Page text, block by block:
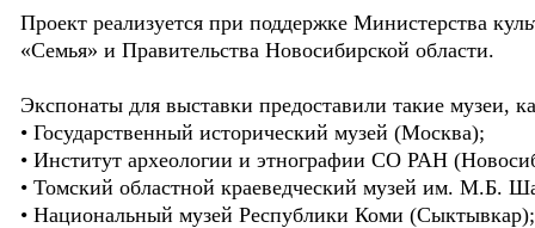
Проект реализуется при поддержке Министерства
«Семья» и Правительства Новосибирской области.
Экспонаты для выставки предоставили такие музеи,
• Государственный исторический музей (Москва);
• Институт археологии и этнографии СО РАН
• Томский областной краеведческий музей им. М.Б.
• Национальный музей Республики Коми (Сыктывкар);